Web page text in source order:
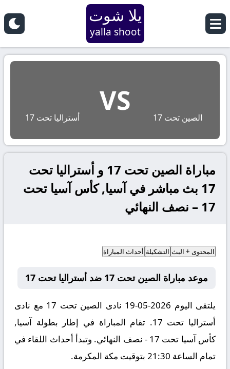
يلا شوت
yalla shoot
الصين تحت 17
VS
أستراليا تحت 17
مباراة الصين تحت 17 و أستراليا تحت
17 بث مباشر في آسيا, كأس آسيا تحت
17 – نصف النهائي
المحتوى + البث التشكيلة أحداث المباراة
موعد مباراة الصين تحت 17 ضد أستراليا تحت 17
يلتقى اليوم 2026-05-19 نادى الصين تحت 17 مع نادى
أستراليا تحت 17. تقام المباراة في إطار بطولة آسيا,
كأس آسيا تحت 17 - نصف النهائي. وتبدأ أحداث اللقاء في
تمام الساعة 21:30 بتوقيت مكة المكرمة.